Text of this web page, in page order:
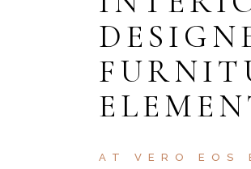
AT VERO EOS